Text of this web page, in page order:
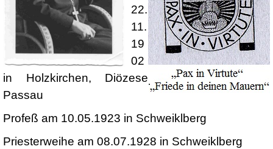
22.
11.
19
02
in Holzkirchen, Diözese
Passau
Profeß am 10.05.1923 in Schweiklberg
Priesterweihe am 08.07.1928 in Schweiklberg